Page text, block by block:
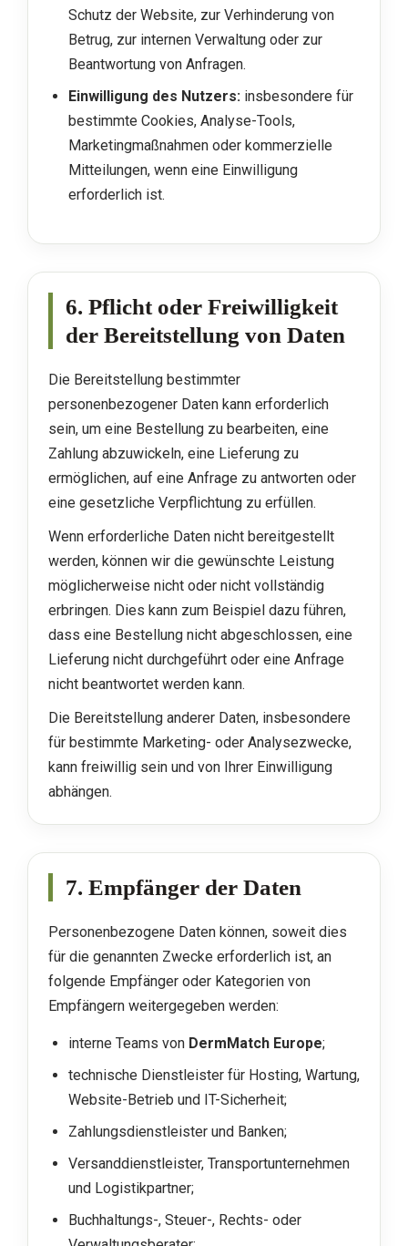
Schutz der Website, zur Verhinderung von
Betrug, zur internen Verwaltung oder zur
Beantwortung von Anfragen.
Einwilligung des Nutzers: insbesondere für
bestimmte Cookies, Analyse-Tools,
Marketingmaßnahmen oder kommerzielle
Mitteilungen, wenn eine Einwilligung
erforderlich ist.
6. Pflicht oder Freiwilligkeit
der Bereitstellung von Daten
Die Bereitstellung bestimmter
personenbezogener Daten kann erforderlich
sein, um eine Bestellung zu bearbeiten, eine
Zahlung abzuwickeln, eine Lieferung zu
ermöglichen, auf eine Anfrage zu antworten oder
eine gesetzliche Verpflichtung zu erfüllen.
Wenn erforderliche Daten nicht bereitgestellt
werden, können wir die gewünschte Leistung
möglicherweise nicht oder nicht vollständig
erbringen. Dies kann zum Beispiel dazu führen,
dass eine Bestellung nicht abgeschlossen, eine
Lieferung nicht durchgeführt oder eine Anfrage
nicht beantwortet werden kann.
Die Bereitstellung anderer Daten, insbesondere
für bestimmte Marketing- oder Analysezwecke,
kann freiwillig sein und von Ihrer Einwilligung
abhängen.
7. Empfänger der Daten
Personenbezogene Daten können, soweit dies
für die genannten Zwecke erforderlich ist, an
folgende Empfänger oder Kategorien von
Empfängern weitergegeben werden:
interne Teams von DermMatch Europe;
technische Dienstleister für Hosting, Wartung,
Website-Betrieb und IT-Sicherheit;
Zahlungsdienstleister und Banken;
Versanddienstleister, Transportunternehmen
und Logistikpartner;
Buchhaltungs-, Steuer-, Rechts- oder